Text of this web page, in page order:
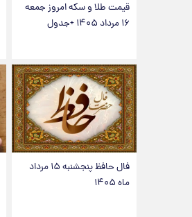
قیمت طلا و سکه امروز جمعه
۱۶ مرداد ۱۴۰۵ +جدول
فال حافظ پنجشنبه ۱۵ مرداد
ماه ۱۴۰۵